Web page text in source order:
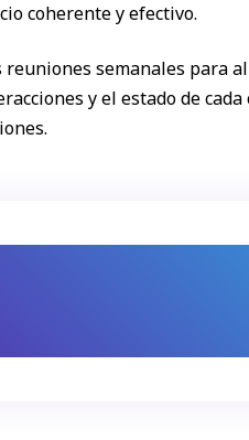
coherente y efectivo.
reuniones semanales para
y el estado de